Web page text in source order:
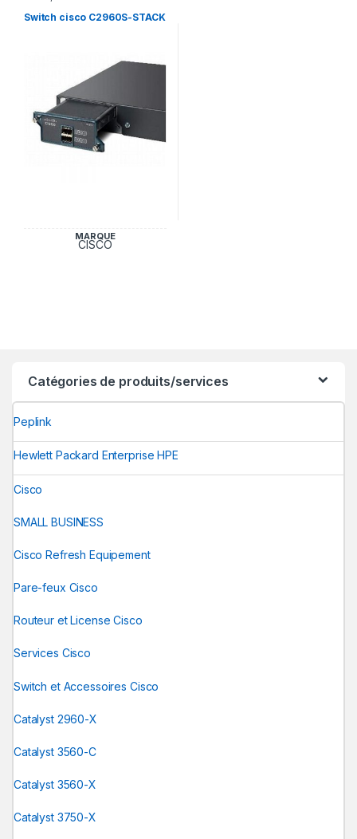
Switch cisco C2960S-STACK
MARQUE
CISCO
Catégories de produits/services
Peplink
Hewlett Packard Enterprise HPE
Cisco
SMALL BUSINESS
Cisco Refresh Equipement
Pare-feux Cisco
Routeur et License Cisco
Services Cisco
Switch et Accessoires Cisco
Catalyst 2960-X
Catalyst 3560-C
Catalyst 3560-X
Catalyst 3750-X